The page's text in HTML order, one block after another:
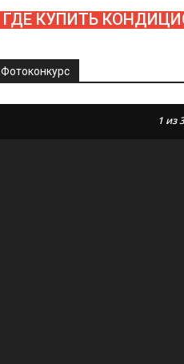
ГДЕ КУПИТЬ
Фотоконкурс
1 из